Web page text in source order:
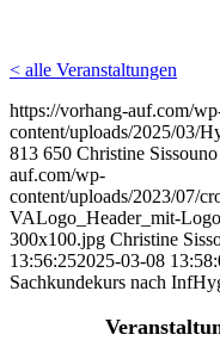
< alle Veranstaltungen
https://vorhang-auf.com/
content/uploads/2025/03/
813 650 Christine Sissouno
auf.com/wp-
content/uploads/2023/07/
VALogo_Header_mit-
300x100.jpg Christine
13:56:252025-03-08
Sachkundekurs nach